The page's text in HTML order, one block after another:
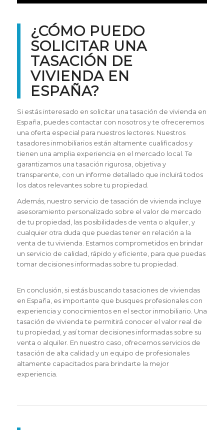
¿CÓMO PUEDO
SOLICITAR UNA
TASACIÓN DE
VIVIENDA EN
ESPAÑA?
Si estás interesado en solicitar una tasación de vivienda en
España, puedes contactar con nosotros y te ofreceremos
una oferta especial para nuestros lectores. Nuestros
tasadores inmobiliarios están altamente cualificados y
tienen una amplia experiencia en el mercado local. Te
garantizamos una tasación rigurosa, objetiva y
transparente, con un informe detallado que incluirá todos
los datos relevantes sobre tu propiedad.
Además, nuestro servicio de tasación de vivienda incluye
asesoramiento personalizado sobre el valor de mercado
de tu propiedad, las posibilidades de venta o alquiler, y
cualquier otra duda que puedas tener en relación a la
venta de tu vivienda. Estamos comprometidos en brindar
un servicio de calidad, rápido y eficiente, para que puedas
tomar decisiones informadas sobre tu propiedad.
En conclusión, si estás buscando tasaciones de viviendas
en España, es importante que busques profesionales con
experiencia y conocimientos en el sector inmobiliario. Una
tasación de vivienda te permitirá conocer el valor real de
tu propiedad, y así tomar decisiones informadas sobre su
venta o alquiler. En nuestro caso, ofrecemos servicios de
tasación de alta calidad y un equipo de profesionales
altamente capacitados para brindarte la mejor
experiencia.